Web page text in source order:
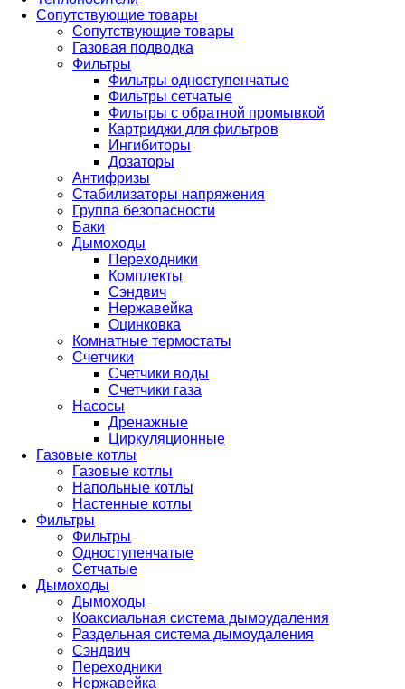
Сопутствующие товары
Сопутствующие товары
Газовая подводка
Фильтры
Фильтры одноступенчатые
Фильтры сетчатые
Фильтры с обратной промывкой
Картриджи для фильтров
Ингибиторы
Дозаторы
Антифризы
Стабилизаторы напряжения
Группа безопасности
Баки
Дымоходы
Переходники
Комплекты
Сэндвич
Нержавейка
Оцинковка
Комнатные термостаты
Счетчики
Счетчики воды
Счетчики газа
Насосы
Дренажные
Циркуляционные
Газовые котлы
Газовые котлы
Напольные котлы
Настенные котлы
Фильтры
Фильтры
Одноступенчатые
Сетчатые
Дымоходы
Дымоходы
Коаксиальная система дымоудаления
Раздельная система дымоудаления
Сэндвич
Переходники
Нержавейка